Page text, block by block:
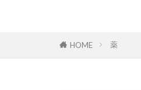
HOME 薬